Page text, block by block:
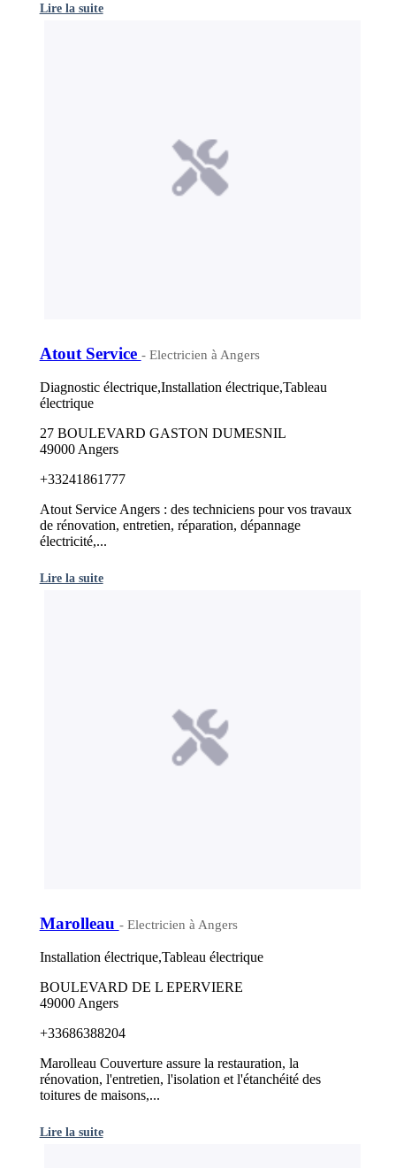
Lire la suite
Atout Service - Electricien à Angers
Diagnostic électrique,Installation électrique,Tableau
électrique
27 BOULEVARD GASTON DUMESNIL
49000 Angers
+33241861777
Atout Service Angers : des techniciens pour vos travaux
de rénovation, entretien, réparation, dépannage
électricité,...
Lire la suite
Marolleau - Electricien à Angers
Installation électrique,Tableau électrique
BOULEVARD DE L EPERVIERE
49000 Angers
+33686388204
Marolleau Couverture assure la restauration, la
rénovation, l'entretien, l'isolation et l'étanchéité des
toitures de maisons,...
Lire la suite